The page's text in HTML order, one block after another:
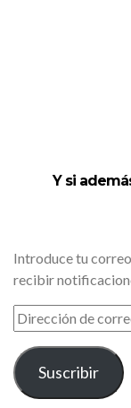
Y si
Introduce tu
recibir
DIRECCIÓN
DE
CORREO
ELECTRÓNICO
Suscribir